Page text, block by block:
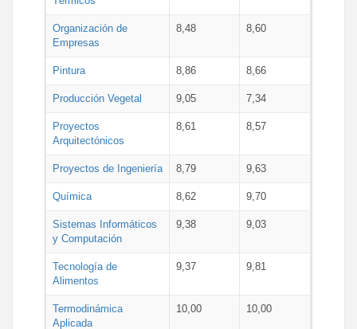
Organización de
Empresas
8,48 8,60
Pintura 8,86 8,66
Producción Vegetal 9,05 7,34
Proyectos
Arquitectónicos
8,61 8,57
Proyectos de Ingeniería 8,79 9,63
Química 8,62 9,70
Sistemas Informáticos
y Computación
9,38 9,03
Tecnología de
Alimentos
9,37 9,81
Termodinámica
Aplicada
10,00 10,00